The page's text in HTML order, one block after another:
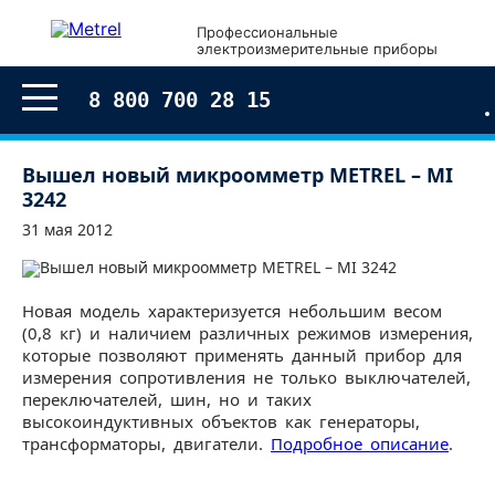
Профессиональные
электроизмерительные приборы
8 800 700 28 15
Вышел новый микроомметр METREL – MI
3242
31 мая 2012
Новая модель характеризуется небольшим весом
(0,8 кг) и наличием различных режимов измерения,
которые позволяют применять данный прибор для
измерения сопротивления не только выключателей,
переключателей, шин, но и таких
высокоиндуктивных объектов как генераторы,
трансформаторы, двигатели. Подробное описание.